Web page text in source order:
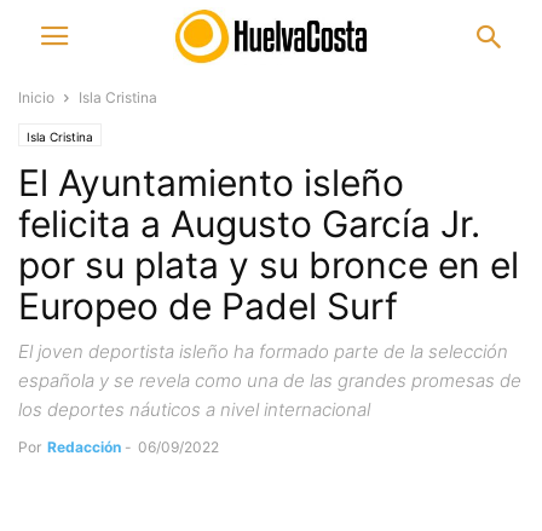
Inicio Isla Cristina
Isla Cristina
El Ayuntamiento isleño
felicita a Augusto García Jr.
por su plata y su bronce en el
Europeo de Padel Surf
El joven deportista isleño ha formado parte de la selección
española y se revela como una de las grandes promesas de
los deportes náuticos a nivel internacional
Por Redacción - 06/09/2022